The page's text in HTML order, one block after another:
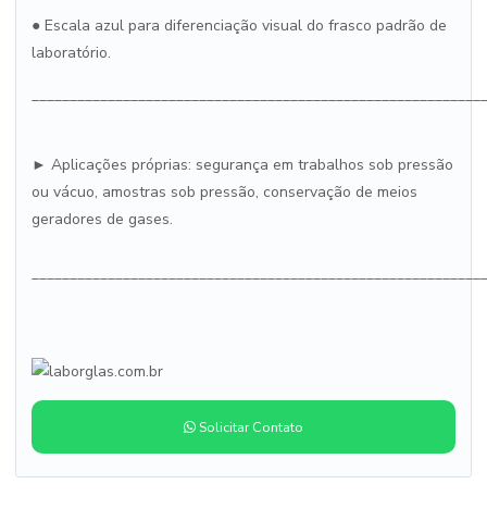
● Escala azul para diferenciação visual do frasco padrão de
laboratório.
► Aplicações próprias: segurança em trabalhos sob pressão
ou vácuo, amostras sob pressão, conservação de meios
geradores de gases.
Solicitar Contato